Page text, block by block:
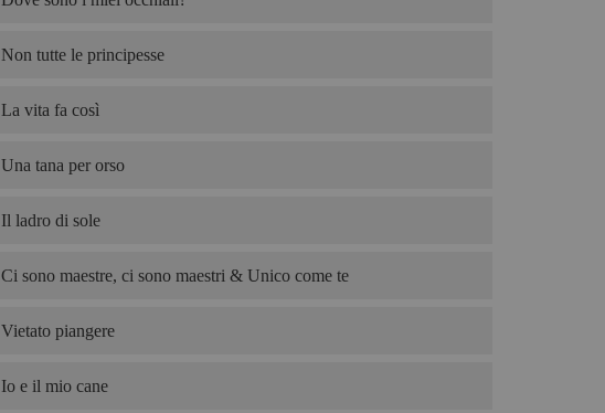
Non tutte le principesse
La vita fa così
Una tana per orso
Il ladro di sole
Ci sono maestre, ci sono maestri & Unico come te
Vietato piangere
Io e il mio cane